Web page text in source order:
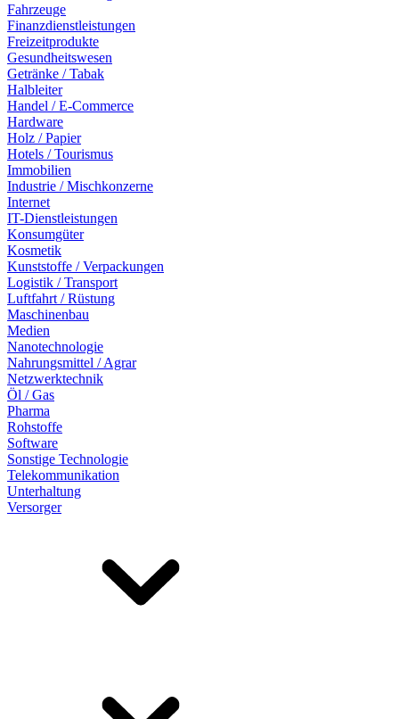
Fahrzeuge
Finanzdienstleistungen
Freizeitprodukte
Gesundheitswesen
Getränke / Tabak
Halbleiter
Handel / E-Commerce
Hardware
Holz / Papier
Hotels / Tourismus
Immobilien
Industrie / Mischkonzerne
Internet
IT-Dienstleistungen
Konsumgüter
Kosmetik
Kunststoffe / Verpackungen
Logistik / Transport
Luftfahrt / Rüstung
Maschinenbau
Medien
Nanotechnologie
Nahrungsmittel / Agrar
Netzwerktechnik
Öl / Gas
Pharma
Rohstoffe
Software
Sonstige Technologie
Telekommunikation
Unterhaltung
Versorger